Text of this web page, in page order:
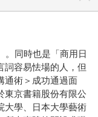
。同時也是「商用日
詞容易怯場的人，但
通術＞成功通過面
東京書籍股份有限公
大學、日本大學藝術